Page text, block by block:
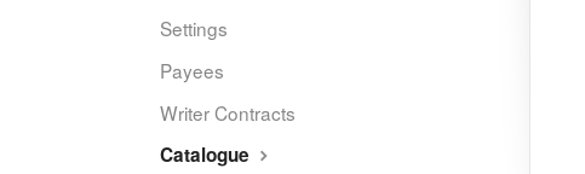
Settings
Payees
Writer Contracts
Catalogue